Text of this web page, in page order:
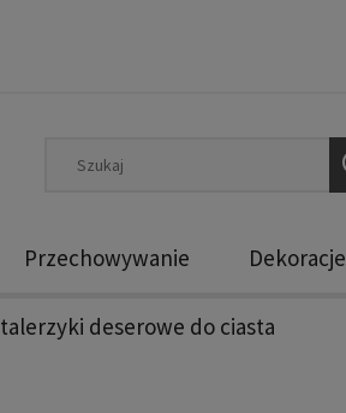
Przechowywanie Dekoracje
talerzyki deserowe do ciasta